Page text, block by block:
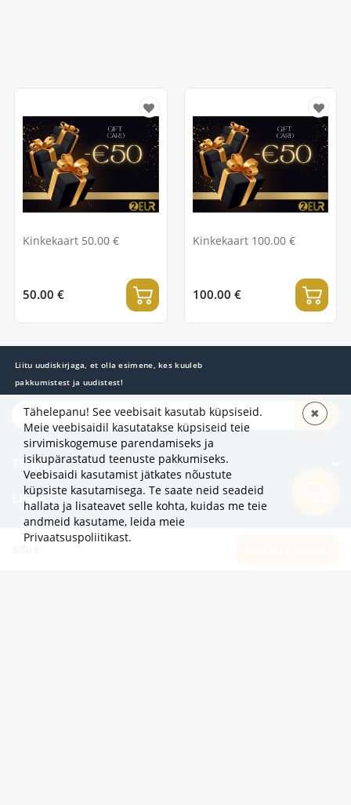
Kinkekaart 50.00 €
50.00 €
Kinkekaart 100.00 €
100.00 €
Liitu uudiskirjaga, et olla esimene, kes kuuleb
pakkumistest ja uudistest!
TELLI
TEAVE
LISAKS
KATEGOORIAD
Tähelepanu! See veebisait kasutab küpsiseid.
Meie veebisaidil kasutatakse küpsiseid teie
sirvimiskogemuse parendamiseks ja
isikupärastatud teenuste pakkumiseks.
Veebisaidi kasutamist jätkates nõustute
küpsiste kasutamisega. Te saate neid seadeid
hallata ja lisateavet selle kohta, kuidas me teie
andmeid kasutame, leida meie
Privaatsuspoliitikast.
✖